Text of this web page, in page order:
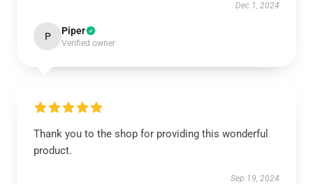
Dec 1, 2024
P Piper
Verified owner
Thank you to the shop for providing this wonderful
product.
Sep 19, 2024